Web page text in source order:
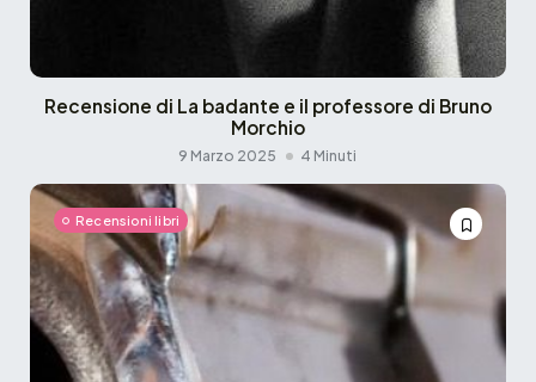
Recensione di La badante e il professore di Bruno
Morchio
9 Marzo 2025 4 Minuti
Recensioni libri